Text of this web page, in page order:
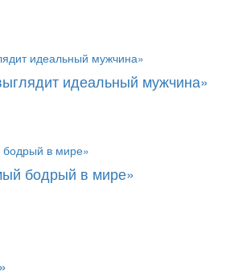
идеальный мужчина»
бодрый в мире»